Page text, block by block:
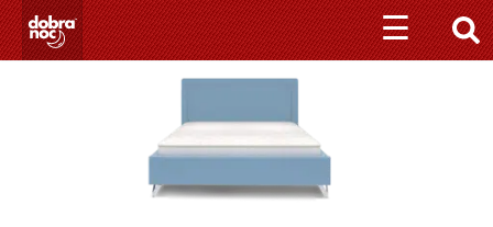
☰
Przejdź
do
nawigacji
Przejdź
do
treści
☰